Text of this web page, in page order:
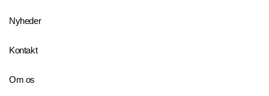
Nyheder
Kontakt
Om os